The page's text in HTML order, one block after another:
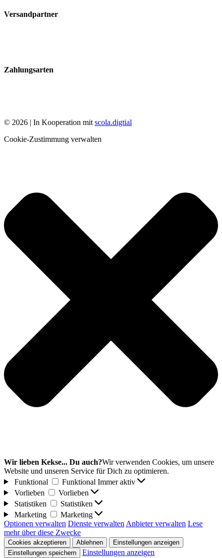
Versandpartner
Zahlungsarten
© 2026 | In Kooperation mit scola.digtial
Cookie-Zustimmung verwalten
Wir lieben Kekse... Du auch?Wir verwenden Cookies, um unsere
Website und unseren Service für Dich zu optimieren.
Funktional
Funktional Immer aktiv
Vorlieben
Vorlieben
Statistiken
Statistiken
Marketing
Marketing
Optionen verwalten Dienste verwalten Anbieter verwalten Lese
mehr über diese Zwecke
Cookies akzeptieren Ablehnen
Einstellungen anzeigen
Einstellungen speichern
Einstellungen anzeigen